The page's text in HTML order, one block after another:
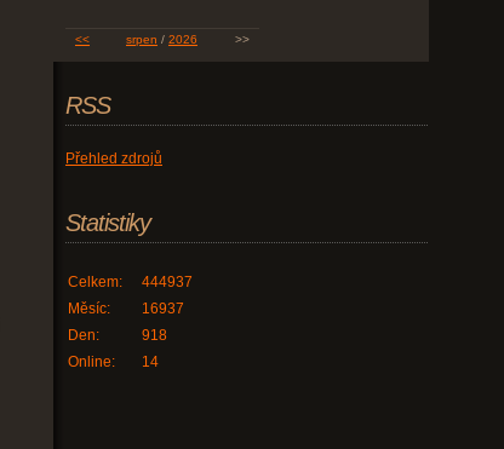
<< srpen / 2026 >>
RSS
Přehled zdrojů
Statistiky
Online: 14
Celkem:
444937
Měsíc:
16937
Den:
918